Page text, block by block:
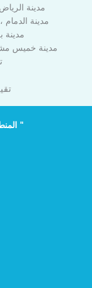
مدينة
مدينة
مدينة
مدينة خميس
"